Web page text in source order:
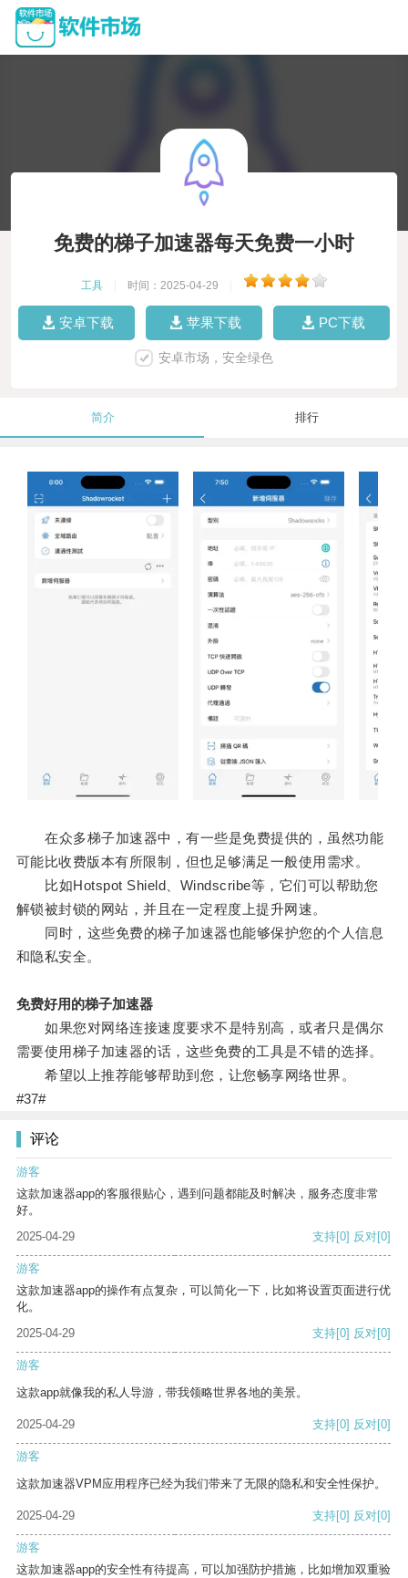
免费的梯子加速器每天免费一小时
工具 时间：2025-04-29
安卓下载 苹果下载 PC下载
安卓市场，安全绿色
简介 排行
在众多梯子加速器中，有一些是免费提供的，虽然功能
可能比收费版本有所限制，但也足够满足一般使用需求。
比如Hotspot Shield、Windscribe等，它们可以帮助您
解锁被封锁的网站，并且在一定程度上提升网速。
同时，这些免费的梯子加速器也能够保护您的个人信息
和隐私安全。
免费好用的梯子加速器
如果您对网络连接速度要求不是特别高，或者只是偶尔
需要使用梯子加速器的话，这些免费的工具是不错的选择。
希望以上推荐能够帮助到您，让您畅享网络世界。
#37#
评论
游客
这款加速器app的客服很贴心，遇到问题都能及时解决，服务态度非常
好。
2025-04-29
支持[0] 反对[0]
游客
这款加速器app的操作有点复杂，可以简化一下，比如将设置页面进行优
化。
2025-04-29
支持[0] 反对[0]
游客
这款app就像我的私人导游，带我领略世界各地的美景。
2025-04-29 支持[0] 反对[0]
游客
这款加速器VPM应用程序已经为我们带来了无限的隐私和安全性保护。
2025-04-29 支持[0] 反对[0]
游客
这款加速器app的安全性有待提高，可以加强防护措施，比如增加双重验